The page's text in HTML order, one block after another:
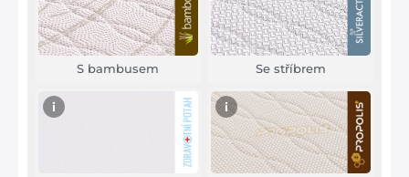
S bambusem Se stříbrem
i i